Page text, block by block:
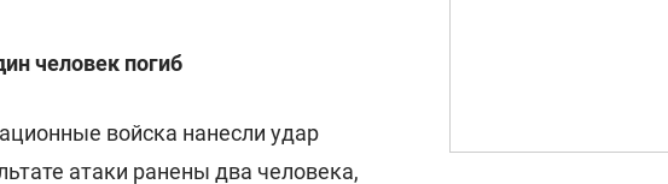
человек погиб
войска нанесли удар
атаки ранены два человека,